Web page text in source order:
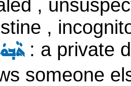
,
,
: a private
someone